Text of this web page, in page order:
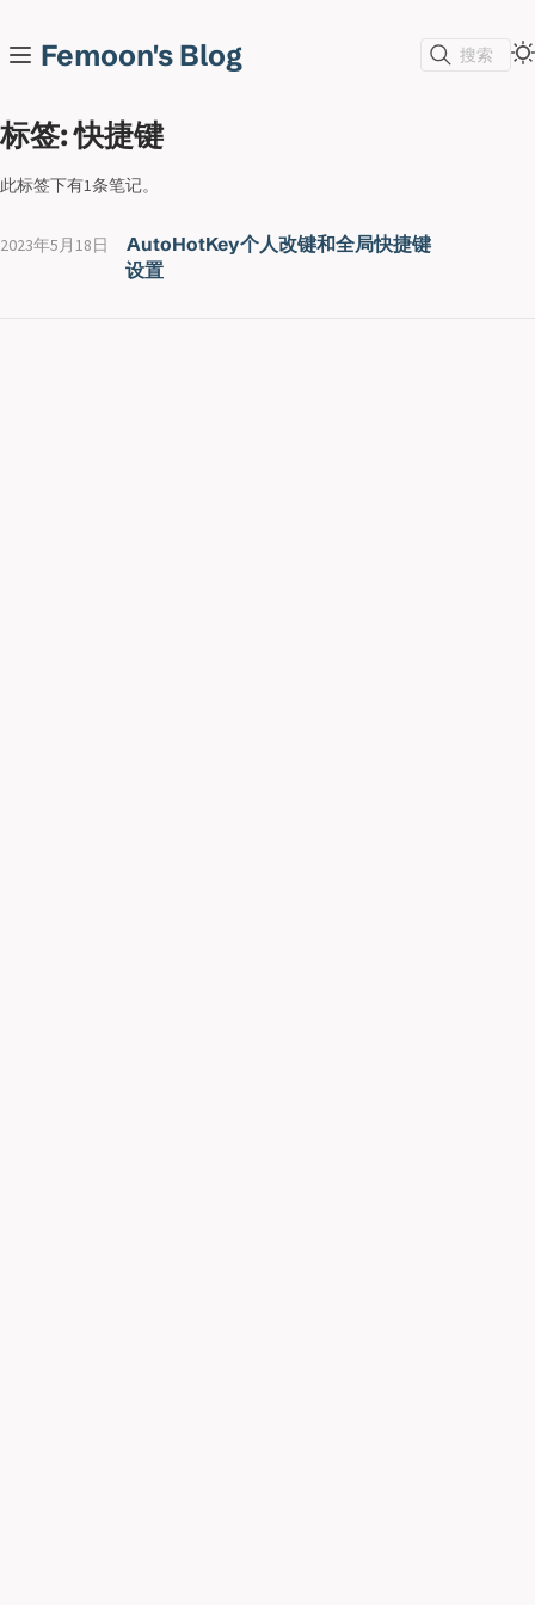
Femoon's Blog 搜索
标签: 快捷键
此标签下有1条笔记。
2023年5月18日
AutoHotKey个人改键和全局快捷键
设置